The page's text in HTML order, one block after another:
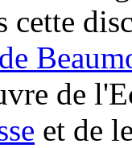
cette
de
et de